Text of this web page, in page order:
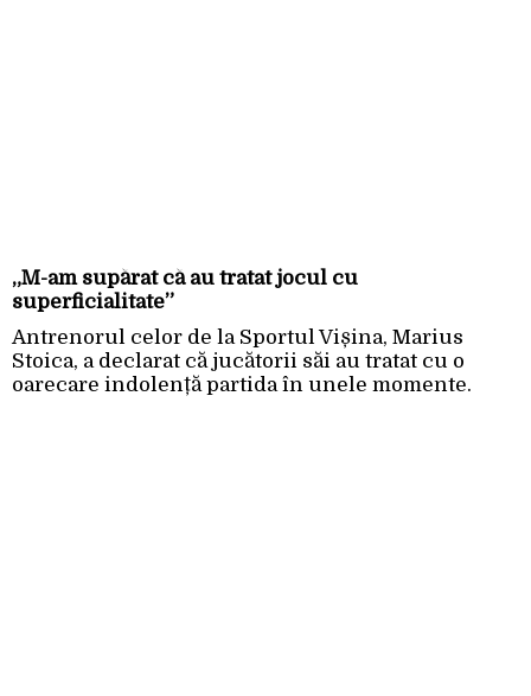
„M-am supărat că au tratat jocul cu
superficialitate”
Antrenorul celor de la Sportul Vișina, Marius
Stoica, a declarat că jucătorii săi au tratat cu o
oarecare indolență partida în unele momente.